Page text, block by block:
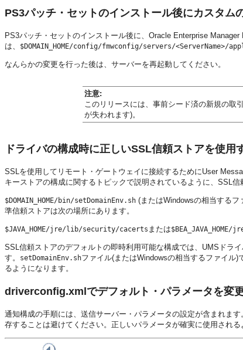
PS3パッチ・セットのインストール後にカスタム
PS3パッチ・セットのインストール後に、Oracle Enterprise
は、
$DOMAIN_HOME/config/fmwconfig/servers/
なんらかの変更を行った後は、サーバーを再起動してください。
注意:
このリリースには、事前シード済の新規の取
が失われます)。
ドライバの構成時に正しいSSL信頼ストアを使用
SSLを使用してリモート・ゲートウェイに接続するためにUser
キーストアの構成に関するトピックで説明されているように、SSL
$DOMAIN_HOME/bin/setDomainEnv.sh (またはWindowsの相当する
準信頼ストアは次の場所にあります。
$JAVA_HOME/jre/lib/security/cacerts または
SSL信頼ストアのデフォルトの即時利用可能な構成では、UMSドラ
す。
setDomainEnv.shファイル(またはWindowsの相当するファイル)
るようになります。
driverconfig.xmlでデフォルト・パラメータを変
通知構成の手順には、送信サーバー・パラメータの設定が含まれま
存することは避けてください。正しいパラメータが確実に使用される